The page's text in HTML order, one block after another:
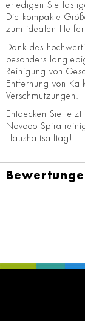
erledigen Sie
Die kompakte
zum idealen
Dank des
besonders
Reinigung von
Entfernung von
Verschmutzungen.
Entdecken Sie
Novooo
Haushaltsalltag!